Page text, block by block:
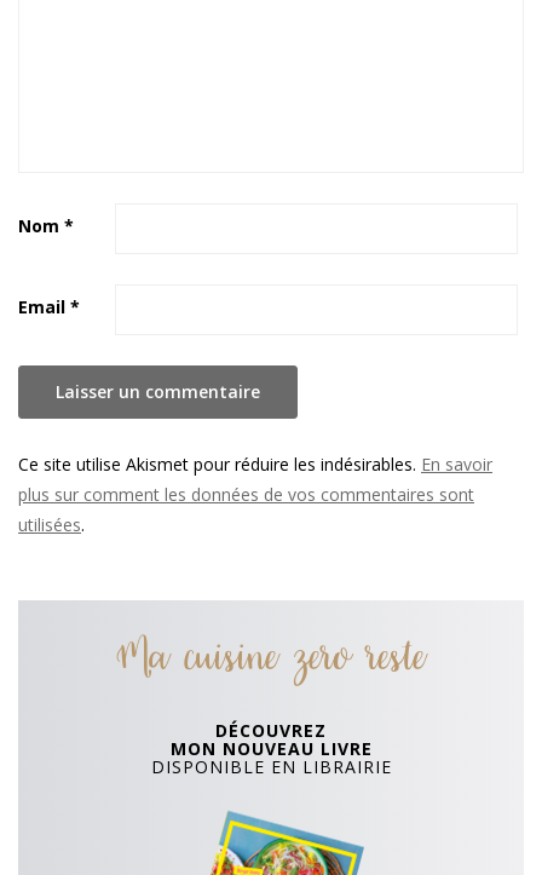
Nom *
Email *
Ce site utilise Akismet pour réduire les indésirables. En savoir
plus sur comment les données de vos commentaires sont
utilisées.
Ma cuisine zero reste
DÉCOUVREZ
MON NOUVEAU LIVRE
DISPONIBLE EN LIBRAIRIE